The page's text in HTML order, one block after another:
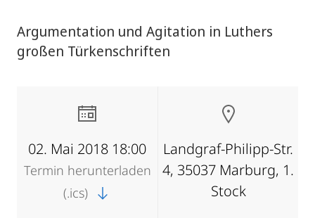
Argumentation und Agitation in Luthers
großen Türkenschriften
02. Mai 2018 18:00
Termin herunterladen
(.ics)
Landgraf-Philipp-Str.
4, 35037 Marburg, 1.
Stock